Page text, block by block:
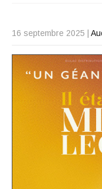
16 septembre 2025